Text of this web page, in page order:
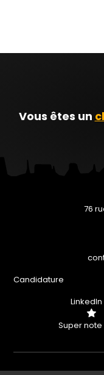
Vous êtes un
76
Candidature
LinkedIn
Super